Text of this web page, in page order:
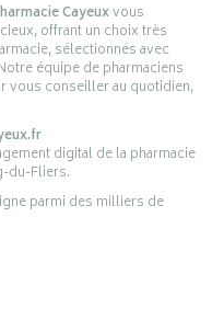
Cayeuxvous
offrant un choix très
sélectionnés avec
équipe de pharmaciens
vous conseiller au quotidien,
digital de la pharmacie
du-Fliers.
parmi des milliers de